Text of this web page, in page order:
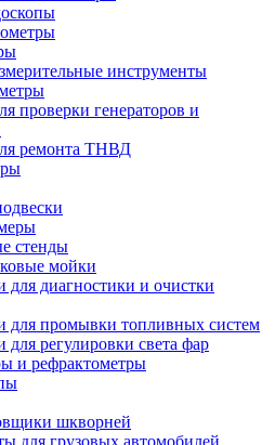
инструменты
проверки генераторов и
ремонта ТНВД
стенды
мойки
для диагностики и очистки
для промывки топливных систем
для регулировки света фар
и рефрактометры
шкворней
для грузовых автомобилей